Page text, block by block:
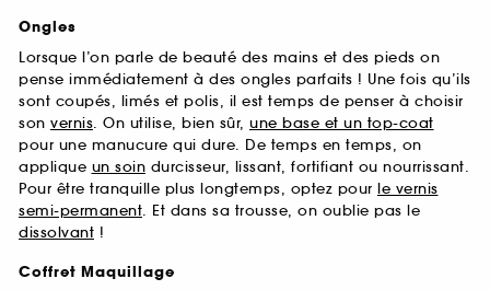
Ongles
Lorsque l’on parle de beauté des mains et des pieds on
pense immédiatement à des ongles parfaits ! Une fois qu’ils
sont coupés, limés et polis, il est temps de penser à choisir
son vernis. On utilise, bien sûr, une base et un top-coat
pour une manucure qui dure. De temps en temps, on
applique un soin durcisseur, lissant, fortifiant ou nourrissant.
Pour être tranquille plus longtemps, optez pour le vernis
semi-permanent. Et dans sa trousse, on oublie pas le
dissolvant !
Coffret Maquillage